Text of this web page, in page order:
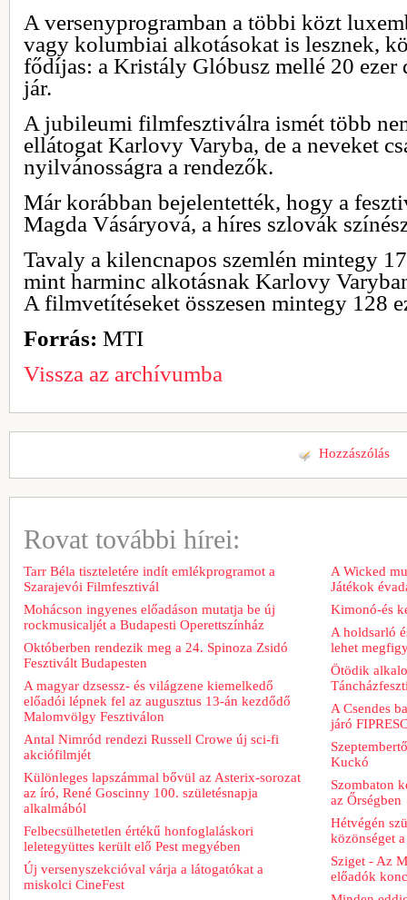
A versenyprogramban a többi közt
vagy kolumbiai alkotásokat is lesznek,
fődíjas: a Kristály Glóbusz mellé 20 ezer
jár.
A jubileumi filmfesztiválra ismét több
ellátogat Karlovy Varyba, de a neveket
nyilvánosságra a rendezők.
Már korábban bejelentették, hogy a
Magda Vásáryová, a híres szlovák
Tavaly a kilencnapos szemlén mintegy
mint harminc alkotásnak Karlovy
A filmvetítéseket összesen mintegy 128
Forrás: MTI
Vissza az archívumba
Hozzászólás
Rovat további hírei:
Tarr Béla tiszteletére indít emlékprogramot a
Szarajevói Filmfesztivál
Mohácson ingyenes előadáson mutatja be új
rockmusicaljét a Budapesti Operettszínház
Októberben rendezik meg a 24. Spinoza Zsidó
Fesztivált Budapesten
A magyar dzsessz- és világzene kiemelkedő
előadói lépnek fel az augusztus 13-án kezdődő
Malomvölgy Fesztiválon
Antal Nimród rendezi Russell Crowe új sci-fi
akciófilmjét
Különleges lapszámmal bővül az Asterix-sorozat
az író, René Goscinny 100. születésnapja
alkalmából
Felbecsülhetetlen értékű honfoglaláskori
leletegyüttes került elő Pest megyében
Új versenyszekcióval várja a látogatókat a
miskolci CineFest
A Wicked
Játékok
Kimonó-és
A holdsarló
lehet
Ötödik
A Csendes
járó
Kuckó
Szombaton
az Őrségben
Hétvégén
közönséget
Sziget - Az
előadók